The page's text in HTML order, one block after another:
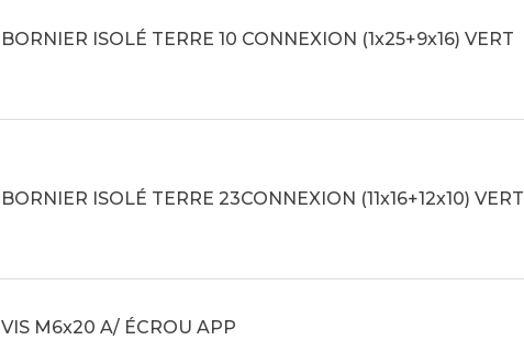
BORNIER ISOLÉ TERRE 10 CONNEXION (1x25+9x16) VERT
BORNIER ISOLÉ TERRE 23CONNEXION (11x16+12x10) VERT
VIS M6x20 A/ ÉCROU APP